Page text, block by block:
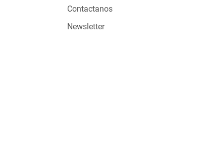
Contactanos
Newsletter